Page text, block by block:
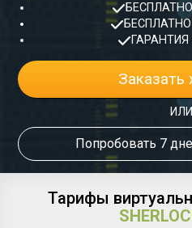
БЕСПЛАТНО
БЕСПЛАТНО
ГАРАНТИЯ
Заказать
ИЛИ
Попробовать 7
Тарифы